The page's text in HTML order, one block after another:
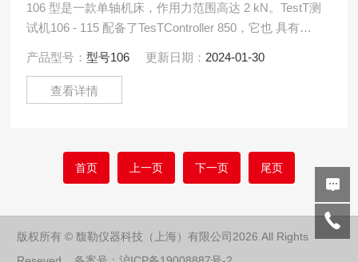
106 型是一款单轴机床，作用力范围高达 2 kN。TestT测
试机106 - 115 配备了TesTController 850，它也 具有
产品型号：型号106 更新日期： 2024-01-30
查看详情
首页 上一页 下一页 尾页
版权所有 © 馥勒仪器科技（上海）有限公司2026 All Rights